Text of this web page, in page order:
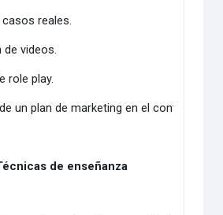
reales.
de videos.
role play.
un plan de marketing en el contexto
de enseñanza